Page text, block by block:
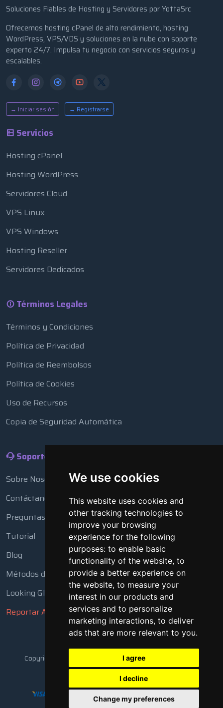
We use cookies
This website uses cookies and
other tracking technologies to
improve your browsing
experience for the following
purposes: to enable basic
functionality of the website, to
provide a better experience on
the website, to measure your
interest in our products and
services and to personalize
marketing interactions, to deliver
ads that are more relevant to you.
I agree
I decline
Change my preferences
Soluciones Fiables de Hosting y Servidores por YottaSrc
Ofrecemos hosting cPanel de alto rendimiento, hosting
WordPress, VPS/VDS y soluciones en la nube con soporte
experto 24/7. Impulsa tu negocio con servicios seguros y
escalables.
→ Iniciar sesión → Registrarse
Servicios
Hosting cPanel
Hosting WordPress
Servidores Cloud
VPS Linux
VPS Windows
Hosting Reseller
Servidores Dedicados
Términos Legales
Términos y Condiciones
Política de Privacidad
Política de Reembolsos
Política de Cookies
Uso de Recursos
Copia de Seguridad Automática
Soporte
Sobre Nosotros
Contáctanos
Preguntas Frecuentes
Tutorial
Blog
Métodos de Pago
Looking Glass
Reportar Abuso
Copyright © 2018 - 2026 Todos los derechos reservados